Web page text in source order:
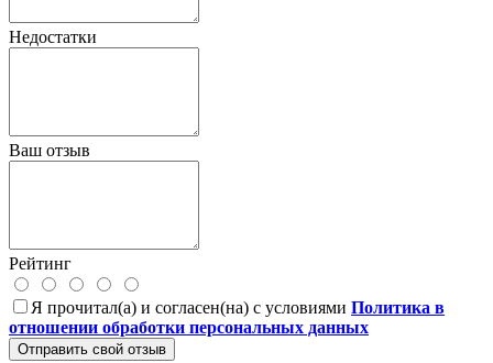
Недостатки
Ваш отзыв
Рейтинг
Я прочитал(а) и согласен(на) с условиями Политика в
отношении обработки персональных данных
Отправить свой отзыв